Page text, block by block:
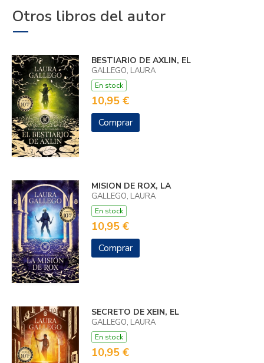
Otros libros del autor
BESTIARIO DE AXLIN, EL
GALLEGO, LAURA
En stock
10,95 €
Comprar
MISION DE ROX, LA
GALLEGO, LAURA
En stock
10,95 €
Comprar
SECRETO DE XEIN, EL
GALLEGO, LAURA
En stock
10,95 €